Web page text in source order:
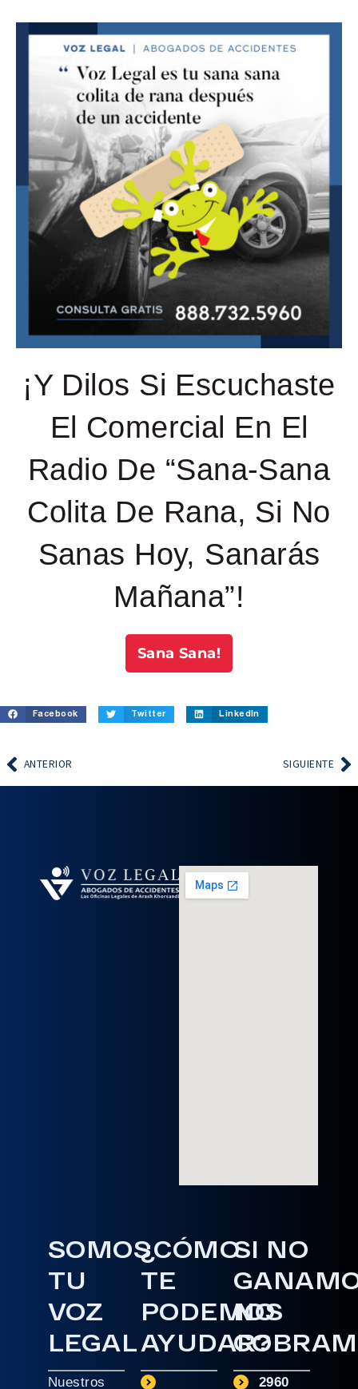
¡Y Dilos Si Escuchaste
El Comercial En El
Radio De “Sana-Sana
Colita De Rana, Si No
Sanas Hoy, Sanarás
Mañana”!
Sana Sana!
Facebook Twitter LinkedIn
ANTERIOR SIGUIENTE
SOMOS
TU
VOZ
LEGAL
Nuestros
¿CÓMO
TE
PODEMOS
AYUDAR?
SI NO
NO
2960